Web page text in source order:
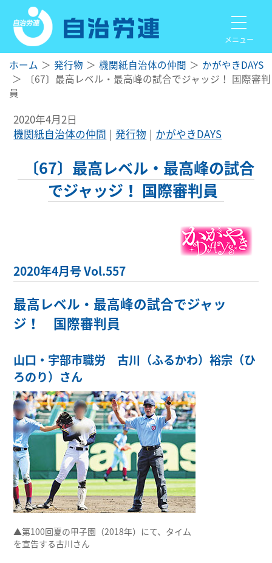
メニュー
ホーム 発行物 機関紙自治体の仲間
かがやきDAYS
〔67〕最高レベル・最高峰の試合でジャッジ！ 国際審判
員
2020年4月2日
機関紙自治体の仲間
発行物 かがやきDAYS
〔67〕最高レベル・最高峰の試合
でジャッジ！ 国際審判員
2020年4月号 Vol.557
最高レベル・最高峰の試合でジャッ
ジ！ 国際審判員
山口・宇部市職労 古川（ふるかわ）裕宗（ひ
ろのり）さん
▲第100回夏の甲子園（2018年）にて、タイム
を宣告する古川さん